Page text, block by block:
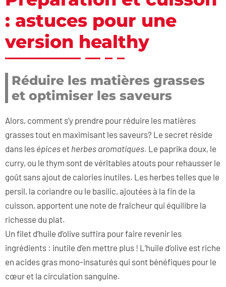
: astuces pour une
version healthy
Réduire les matières grasses
et optimiser les saveurs
Alors, comment s’y prendre pour réduire les matières
grasses tout en maximisant les saveurs? Le secret réside
dans les épices et herbes aromatiques. Le paprika doux, le
curry, ou le thym sont de véritables atouts pour rehausser le
goût sans ajout de calories inutiles. Les herbes telles que le
persil, la coriandre ou le basilic, ajoutées à la fin de la
cuisson, apportent une note de fraîcheur qui équilibre la
richesse du plat.
Un filet d’huile d’olive suffira pour faire revenir les
ingrédients : inutile d’en mettre plus ! L’huile d’olive est riche
en acides gras mono-insaturés qui sont bénéfiques pour le
cœur et la circulation sanguine.